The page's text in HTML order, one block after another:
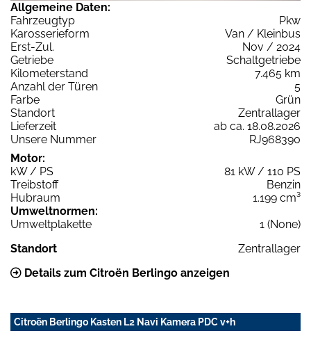
Allgemeine Daten:
Fahrzeugtyp
Pkw
Karosserieform
Van / Kleinbus
Erst-Zul.
Nov / 2024
Getriebe
Schaltgetriebe
Kilometerstand
7.465 km
Anzahl der Türen
5
Farbe
Grün
Standort
Zentrallager
Lieferzeit
ab ca. 18.08.2026
Unsere Nummer
RJ968390
Motor:
kW / PS
81 kW / 110 PS
Treibstoff
Benzin
Hubraum
1.199 cm³
Umweltnormen:
Umweltplakette
1 (None)
Standort
Zentrallager
Details zum Citroën Berlingo anzeigen
Citroën Berlingo Kasten L2 Navi Kamera PDC v+h